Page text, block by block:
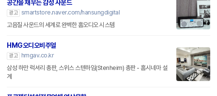
공간을 채우는 감성 사운드
광고 smartstore.naver.com/hansungdigital
고음질 사운드의 세계로 완벽한 홈오디오 시스템
HMG오디오비주얼
광고
hmgav.co.kr
삼성 하만 럭셔리 총판, 스위스 스텐하임(Stenheim) 총판 - 홈시네마 설
계